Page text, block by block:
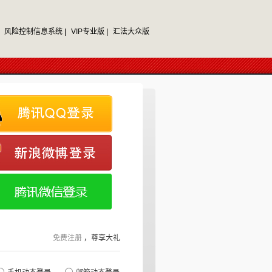
风险控制信息系统 | VIP专业版 | 汇法大众版
免费注册，尊享大礼